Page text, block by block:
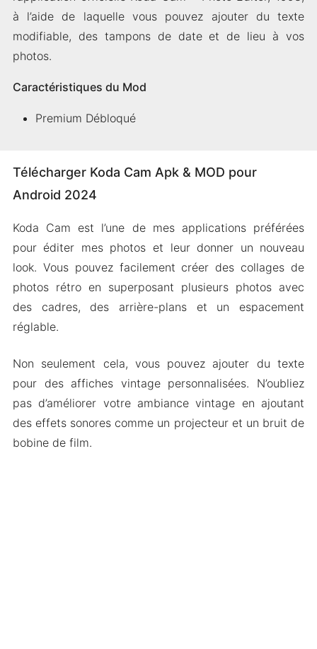
à l’aide de laquelle vous pouvez ajouter du texte
modifiable, des tampons de date et de lieu à vos
photos.
Caractéristiques du Mod
Premium Débloqué
Télécharger Koda Cam Apk & MOD pour
Android 2024
Koda Cam est l’une de mes applications préférées
pour éditer mes photos et leur donner un nouveau
look. Vous pouvez facilement créer des collages de
photos rétro en superposant plusieurs photos avec
des cadres, des arrière-plans et un espacement
réglable.
Non seulement cela, vous pouvez ajouter du texte
pour des affiches vintage personnalisées. N’oubliez
pas d’améliorer votre ambiance vintage en ajoutant
des effets sonores comme un projecteur et un bruit de
bobine de film.